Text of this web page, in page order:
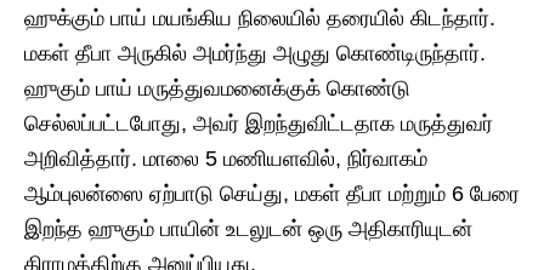
ஹுக்கும் பாய் மயங்கிய நிலையில் தரையில் கிடந்தார்.
மகள் தீபா அருகில் அமர்ந்து அழுது கொண்டிருந்தார்.
ஹுகும் பாய் மருத்துவமனைக்குக் கொண்டு
செல்லப்பட்டபோது, ​​அவர் இறந்துவிட்டதாக மருத்துவர்
அறிவித்தார். மாலை 5 மணியளவில், நிர்வாகம்
ஆம்புலன்ஸை ஏற்பாடு செய்து, மகள் தீபா மற்றும் 6 பேரை
இறந்த ஹுகும் பாயின் உடலுடன் ஒரு அதிகாரியுடன்
கிராமத்திற்கு அனுப்பியது.